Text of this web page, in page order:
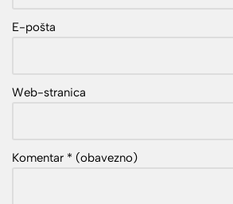
E-pošta
Web-stranica
Komentar * (obavezno)